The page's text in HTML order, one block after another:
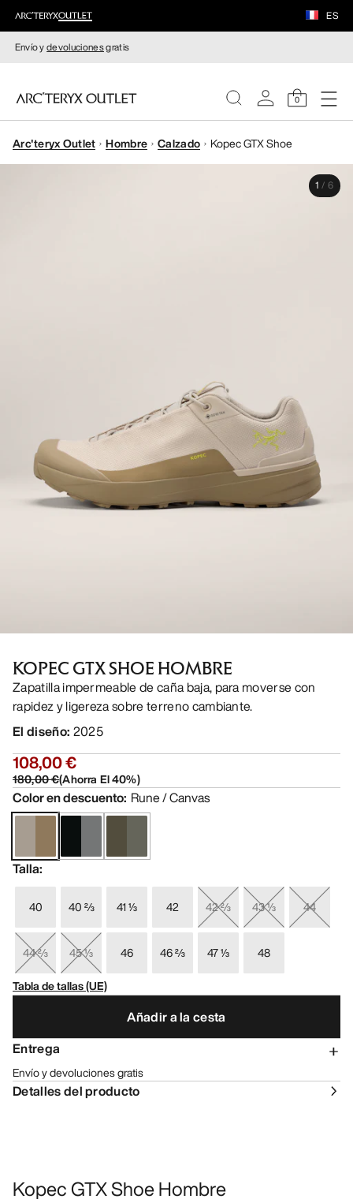
ES
Envío ydevolucionesgratis
0
MUJERE
Arc'teryx Outlet Hombre Calzado Kopec GTX Shoe
1 / 6
KOPEC GTX SHOE HOMBRE
Zapatilla impermeable de caña baja, para moverse con
rapidez y ligereza sobre terreno cambiante.
El diseño: 2025
108,00 €
180,00 €(Ahorra El40%)
Color en descuento: Rune / Canvas
Talla:
40 40 ⅔ 41 ⅓ 42 42 ⅔ 43 ⅓ 44
44 ⅔ 45 ⅓ 46 46 ⅔ 47 ⅓
48
Tabla de tallas (UE)
Añadir a la cesta
Entrega
Envío y devoluciones gratis
Detalles del producto
Kopec GTX Shoe Hombre